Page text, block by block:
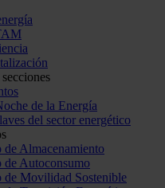
de la Energía
del sector energético
de Almacenamiento
de Autoconsumo
de Movilidad Sostenible